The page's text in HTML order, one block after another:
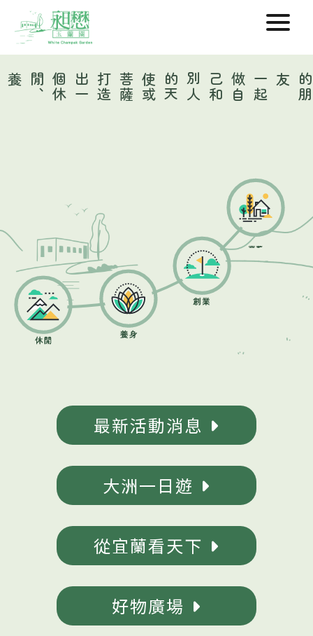
友
一
起
做
自
己
和
別
人
的
天
使
或
菩
薩
打
造
出
一
個
休
閒
、
養生
、
創業
最新活動消息
大洲一日遊
從宜蘭看天下
好物廣場